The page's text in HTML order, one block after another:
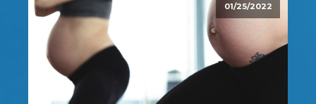
01/25/2022